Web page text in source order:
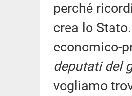
perché
crea lo
economico-
deputati del
vogliamo